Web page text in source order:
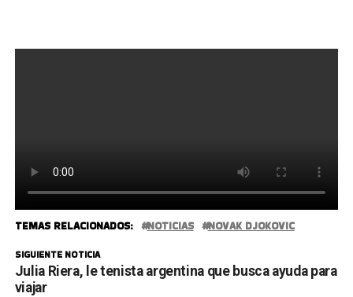
TEMAS RELACIONADOS: NOTICIAS NOVAK DJOKOVIC
SIGUIENTE NOTICIA
Julia Riera, le tenista argentina que busca ayuda para
viajar